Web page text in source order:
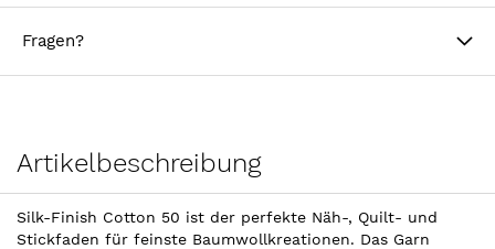
Fragen?
Artikelbeschreibung
Silk-Finish Cotton 50 ist der perfekte Näh-, Quilt- und
Stickfaden für feinste Baumwollkreationen. Das Garn